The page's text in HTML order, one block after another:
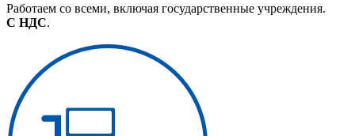
Работаем со всеми, включая государственные учреждения.
С НДС.